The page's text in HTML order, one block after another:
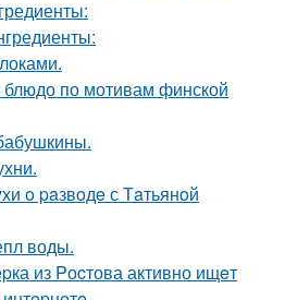
по мотивам финской
o paзвoдe с Тaтьянoй
воды.
из Pоcтова активно ищeт